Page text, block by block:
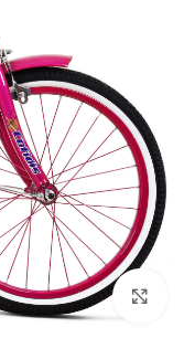
بزرگنمایی تصویر